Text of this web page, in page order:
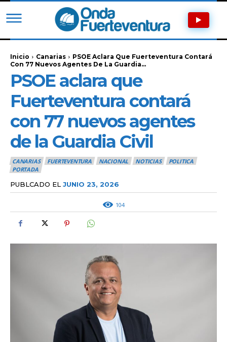
Inicio Canarias
PSOE Aclara Que Fuerteventura Contará
Con 77 Nuevos Agentes De La Guardia...
PSOE aclara que
Fuerteventura contará
con 77 nuevos agentes
de la Guardia Civil
CANARIAS FUERTEVENTURA NACIONAL NOTICIAS
POLITICA
PORTADA
PUBLCADO EL JUNIO 23, 2026
104